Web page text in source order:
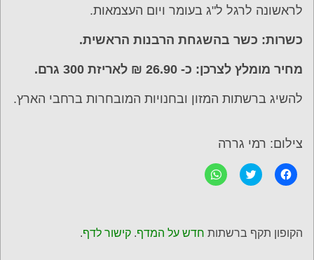
לראשונה לרגל ל"ג בעומר ויום העצמאות.
כשרות: כשר בהשגחת הרבנות הראשית.
מחיר מומלץ לצרכן: כ- 26.90 ₪ לאריזת 300 גרם.
להשיג ברשתות המזון ובחנויות המובחרות ברחבי הארץ.
צילום: רמי גררה
ל
ח
ש
י
C
l
o
s
ל
ח
ש
יהקופון תקף ברשתות חדש על המדף. קישור לדף.